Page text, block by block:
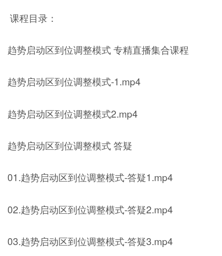
课程目录：
趋势启动区到位调整模式 专精直播集合课程
趋势启动区到位调整模式-1.mp4
趋势启动区到位调整模式2.mp4
趋势启动区到位调整模式 答疑
01.趋势启动区到位调整模式-答疑1.mp4
02.趋势启动区到位调整模式-答疑2.mp4
03.趋势启动区到位调整模式-答疑3.mp4